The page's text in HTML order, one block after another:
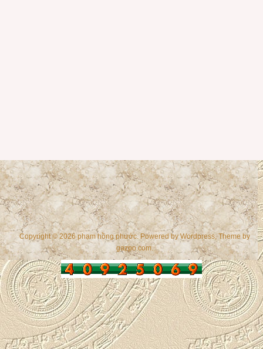
Copyright © 2026 phạm hồng phước. Powered byWordpress, Theme by
gazpo.com.